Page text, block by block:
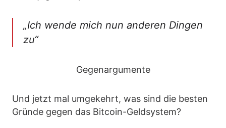
„Ich wende mich nun anderen Dingen
zu“
Gegenargumente
Und jetzt mal umgekehrt, was sind die besten
Gründe gegen das Bitcoin-Geldsystem?